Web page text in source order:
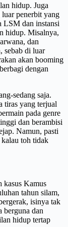
hidup. Juga
penerbit yang
LSM dan instansi
hidup. Misalnya,
dan
sebab di luar
akan booming
dengan
sedang saja.
tiras yang terjual
pada genre
dan berambisi
Namun, pasti
kalau toh tidak
kasus Kamus
tahun silam,
isinya tak
berguna dan
hidup tertap